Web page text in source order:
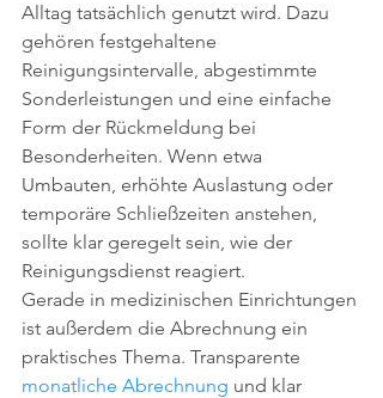
Alltag tatsächlich genutzt wird. Dazu
gehören festgehaltene
Reinigungsintervalle, abgestimmte
Sonderleistungen und eine einfache
Form der Rückmeldung bei
Besonderheiten. Wenn etwa
Umbauten, erhöhte Auslastung oder
temporäre Schließzeiten anstehen,
sollte klar geregelt sein, wie der
Reinigungsdienst reagiert.
Gerade in medizinischen Einrichtungen
ist außerdem die Abrechnung ein
praktisches Thema. Transparente
monatliche Abrechnung und klar